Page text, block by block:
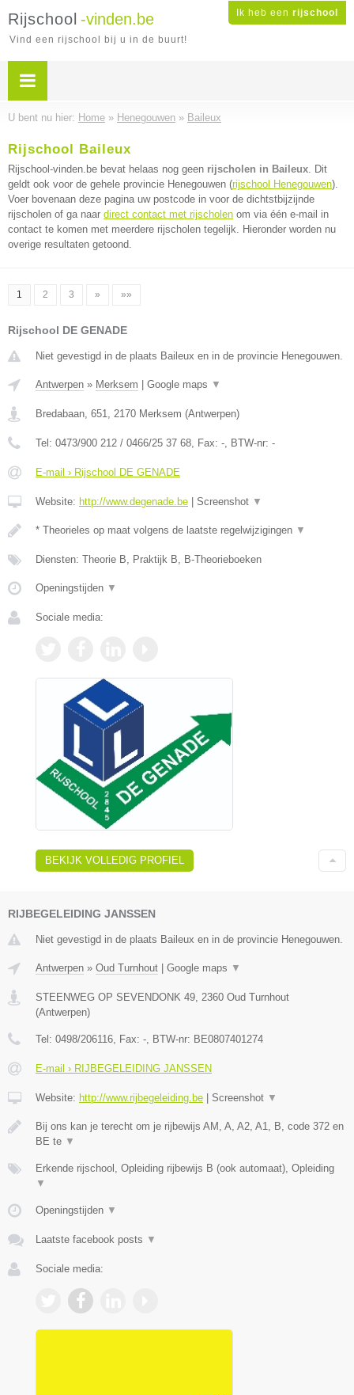
Ik heb een rijschool
Rijschool -vinden.be
Vind een rijschool bij u in de buurt!
U bent nu hier: Home » Henegouwen » Baileux
Rijschool Baileux
Rijschool-vinden.be bevat helaas nog geen rijscholen in Baileux. Dit
geldt ook voor de gehele provincie Henegouwen (rijschool Henegouwen).
Voer bovenaan deze pagina uw postcode in voor de dichtstbijzijnde
rijscholen of ga naar direct contact met rijscholen om via één e-mail in
contact te komen met meerdere rijscholen tegelijk. Hieronder worden nu
overige resultaten getoond.
1 2 3 » »»
Rijschool DE GENADE
Niet gevestigd in de plaats Baileux en in de provincie Henegouwen.
Antwerpen » Merksem Google maps ▼
Bredabaan, 651, 2170 Merksem (Antwerpen)
Tel: 0473/900 212 / 0466/25 37 68, Fax: -, BTW-nr: -
E-mail › Rijschool DE GENADE
Website: http://www.degenade.be Screenshot ▼
* Theorieles op maat volgens de laatste regelwijzigingen ▼
Diensten: Theorie B, Praktijk B, B-Theorieboeken
Openingstijden ▼
Sociale media:
BEKIJK VOLLEDIG PROFIEL
RIJBEGELEIDING JANSSEN
Niet gevestigd in de plaats Baileux en in de provincie Henegouwen.
Antwerpen » Oud Turnhout Google maps ▼
STEENWEG OP SEVENDONK 49, 2360 Oud Turnhout
(Antwerpen)
Tel: 0498/206116, Fax: -, BTW-nr: BE0807401274
E-mail › RIJBEGELEIDING JANSSEN
Website: http://www.rijbegeleiding.be Screenshot ▼
Bij ons kan je terecht om je rijbewijs AM, A, A2, A1, B, code 372 en
BE te ▼
Erkende rijschool, Opleiding rijbewijs B (ook automaat), Opleiding
▼
Openingstijden ▼
Laatste facebook posts ▼
Sociale media: